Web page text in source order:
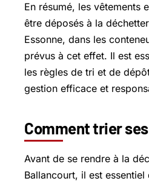
En résumé, les vêtements
être déposés à la
Essonne, dans les
prévus à cet effet. Il est
les règles de tri et de
gestion efficace et
Comment trier
Avant de se rendre à la
Ballancourt, il est